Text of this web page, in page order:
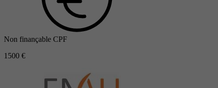
Non finançable CPF
1500 €